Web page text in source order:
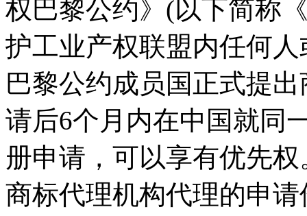
权巴黎公约》(以下简称
护工业产权联盟内任何
巴黎公约成员国正式提
请后6个月内在中国就同
册申请，可以享有优先
商标代理机构代理的申